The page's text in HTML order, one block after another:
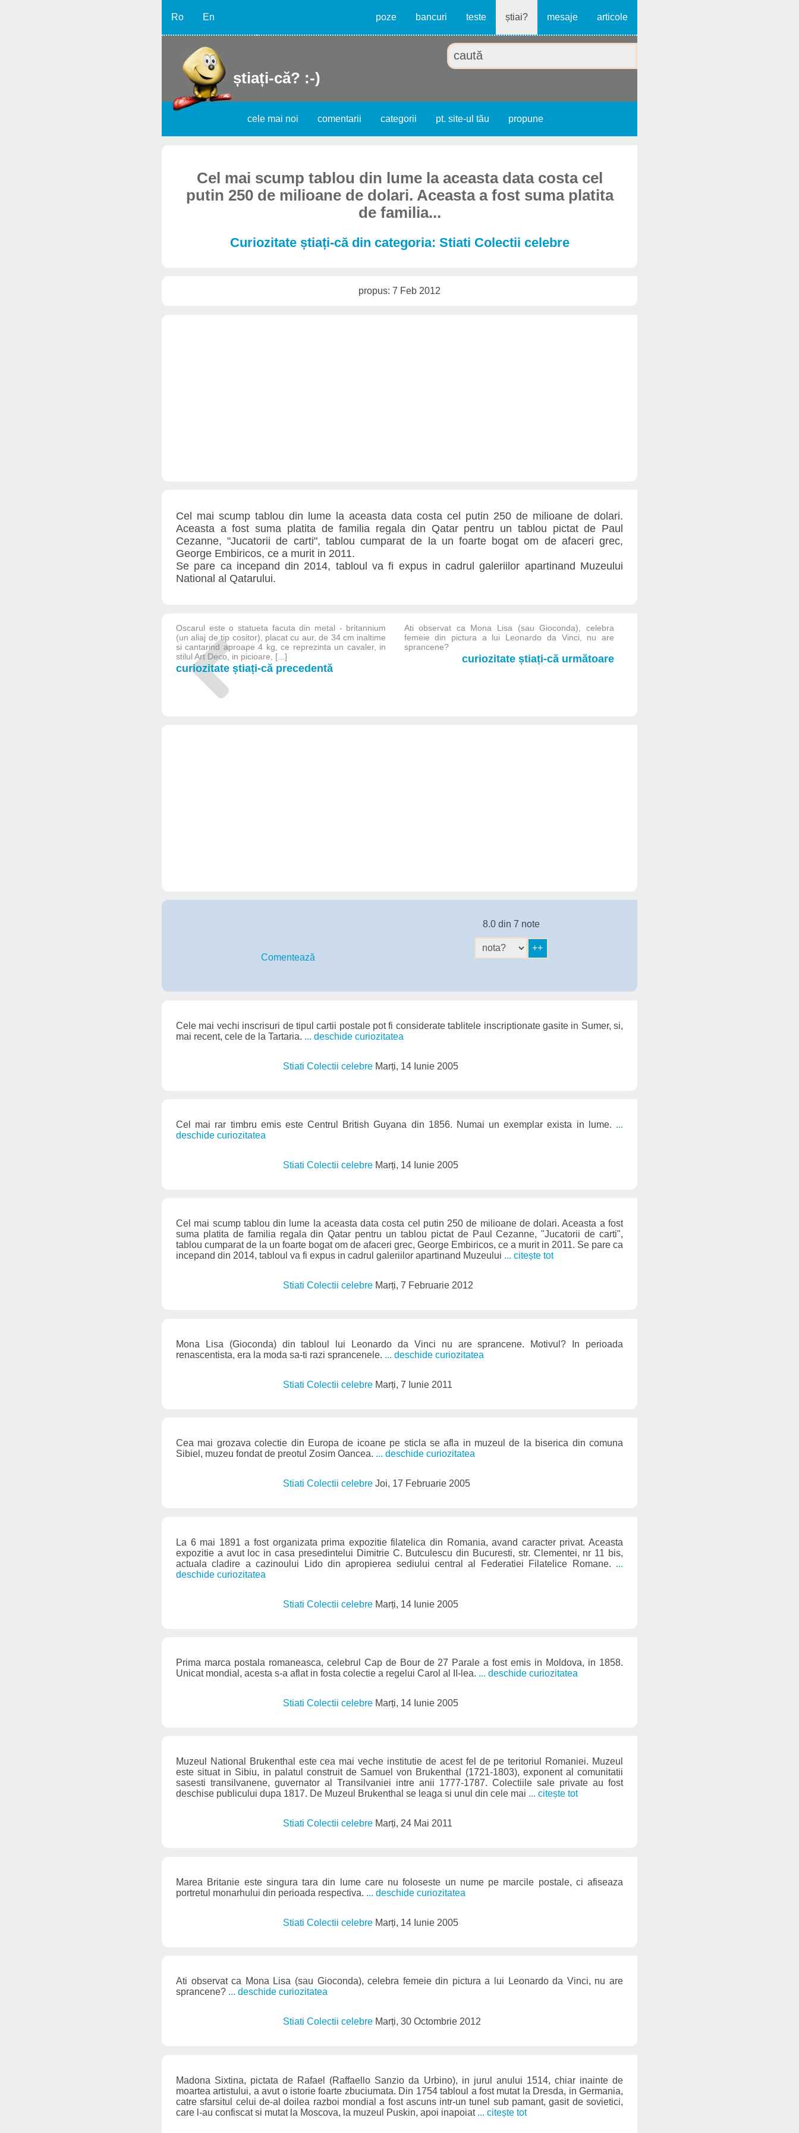
Ro En poze bancuri teste știai? mesaje articole
știați-că? :-)
cele mai noi comentarii categorii pt. site-ul tău propune
Cel mai scump tablou din lume la aceasta data costa cel
putin 250 de milioane de dolari. Aceasta a fost suma platita
de familia...
Curiozitate știați-că din categoria: Stiati Colectii celebre
propus: 7 Feb 2012
Cel mai scump tablou din lume la aceasta data costa cel putin 250 de milioane de dolari.
Aceasta a fost suma platita de familia regala din Qatar pentru un tablou pictat de Paul
Cezanne, "Jucatorii de carti", tablou cumparat de la un foarte bogat om de afaceri grec,
George Embiricos, ce a murit in 2011.
Se pare ca incepand din 2014, tabloul va fi expus in cadrul galeriilor apartinand Muzeului
National al Qatarului.
Oscarul este o statueta facuta din metal - britannium
(un aliaj de tip cositor), placat cu aur, de 34 cm inaltime
si cantarind aproape 4 kg, ce reprezinta un cavaler, in
stilul Art Deco, in picioare, [...]
curiozitate știați-că precedentă
Ati observat ca Mona Lisa (sau Gioconda), celebra
femeie din pictura a lui Leonardo da Vinci, nu are
sprancene?
curiozitate știați-că următoare
Comentează
8.0 din 7 note
Cele mai vechi inscrisuri de tipul cartii postale pot fi considerate tablitele inscriptionate gasite in Sumer, si,
mai recent, cele de la Tartaria. ... deschide curiozitatea
Stiati Colectii celebre Marți, 14 Iunie 2005
Cel mai rar timbru emis este Centrul British Guyana din 1856. Numai un exemplar exista in lume. ...
deschide curiozitatea
Stiati Colectii celebre Marți, 14 Iunie 2005
Cel mai scump tablou din lume la aceasta data costa cel putin 250 de milioane de dolari. Aceasta a fost
suma platita de familia regala din Qatar pentru un tablou pictat de Paul Cezanne, "Jucatorii de carti",
tablou cumparat de la un foarte bogat om de afaceri grec, George Embiricos, ce a murit in 2011. Se pare ca
incepand din 2014, tabloul va fi expus in cadrul galeriilor apartinand Muzeului ... citește tot
Stiati Colectii celebre Marți, 7 Februarie 2012
Mona Lisa (Gioconda) din tabloul lui Leonardo da Vinci nu are sprancene. Motivul? In perioada
renascentista, era la moda sa-ti razi sprancenele. ... deschide curiozitatea
Stiati Colectii celebre Marți, 7 Iunie 2011
Cea mai grozava colectie din Europa de icoane pe sticla se afla in muzeul de la biserica din comuna
Sibiel, muzeu fondat de preotul Zosim Oancea. ... deschide curiozitatea
Stiati Colectii celebreJoi, 17 Februarie 2005
La 6 mai 1891 a fost organizata prima expozitie filatelica din Romania, avand caracter privat. Aceasta
expozitie a avut loc in casa presedintelui Dimitrie C. Butculescu din Bucuresti, str. Clementei, nr 11 bis,
actuala cladire a cazinoului Lido din apropierea sediului central al Federatiei Filatelice Romane. ...
deschide curiozitatea
Stiati Colectii celebre Marți, 14 Iunie 2005
Prima marca postala romaneasca, celebrul Cap de Bour de 27 Parale a fost emis in Moldova, in 1858.
Unicat mondial, acesta s-a aflat in fosta colectie a regelui Carol al II-lea. ... deschide curiozitatea
Stiati Colectii celebre Marți, 14 Iunie 2005
Muzeul National Brukenthal este cea mai veche institutie de acest fel de pe teritoriul Romaniei. Muzeul
este situat in Sibiu, in palatul construit de Samuel von Brukenthal (1721-1803), exponent al comunitatii
sasesti transilvanene, guvernator al Transilvaniei intre anii 1777-1787. Colectiile sale private au fost
deschise publicului dupa 1817. De Muzeul Brukenthal se leaga si unul din cele mai ... citește tot
Stiati Colectii celebre Marți, 24 Mai 2011
Marea Britanie este singura tara din lume care nu foloseste un nume pe marcile postale, ci afiseaza
portretul monarhului din perioada respectiva. ... deschide curiozitatea
Stiati Colectii celebre Marți, 14 Iunie 2005
Ati observat ca Mona Lisa (sau Gioconda), celebra femeie din pictura a lui Leonardo da Vinci, nu are
sprancene? ... deschide curiozitatea
Stiati Colectii celebre Marți, 30 Octombrie 2012
Madona Sixtina, pictata de Rafael (Raffaello Sanzio da Urbino), in jurul anului 1514, chiar inainte de
moartea artistului, a avut o istorie foarte zbuciumata. Din 1754 tabloul a fost mutat la Dresda, in Germania,
catre sfarsitul celui de-al doilea razboi mondial a fost ascuns intr-un tunel sub pamant, gasit de sovietici,
care l-au confiscat si mutat la Moscova, la muzeul Puskin, apoi inapoiat ... citește tot